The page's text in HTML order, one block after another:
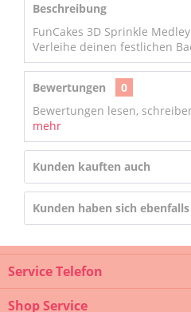
Beschreibung
FunCakes 3D Sprinkle
Verleihe deinen festlichen
Bewertungen
0
Bewertungen lesen,
mehr
Kunden kauften auch
Kunden haben sich
Service Telefon
Shop Service